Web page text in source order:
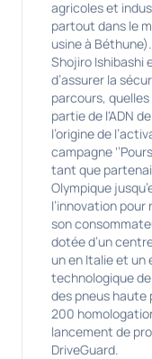
agricoles et
partout dans le
usine à
Shojiro Ishibashi
d’assurer la
parcours,
partie de l'ADN
l’origine de
campagne
tant que
Olympique
l’innovation pour
son
dotée d’un
un en Italie et un
technologique
des pneus haute
200
lancement de
DriveGuard.